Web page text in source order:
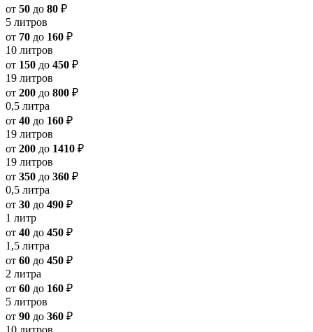
от 50 до 80 ₽
5 литров
от 70 до 160 ₽
10 литров
от 150 до 450 ₽
19 литров
от 200 до 800 ₽
0,5 литра
от 40 до 160 ₽
19 литров
от 200 до 1410 ₽
19 литров
от 350 до 360 ₽
0,5 литра
от 30 до 490 ₽
1 литр
от 40 до 450 ₽
1,5 литра
от 60 до 450 ₽
2 литра
от 60 до 160 ₽
5 литров
от 90 до 360 ₽